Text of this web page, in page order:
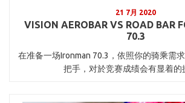
21 7月 2020
VISION AEROBAR VS ROAD BAR
70.3
在准备一场Ironman 70.3，依照你的骑乘需
把手，对於竞赛成绩会有显着的